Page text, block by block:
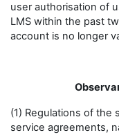
user authorisation of
LMS within the past
account is no longer
(1) Regulations of the
service agreements,